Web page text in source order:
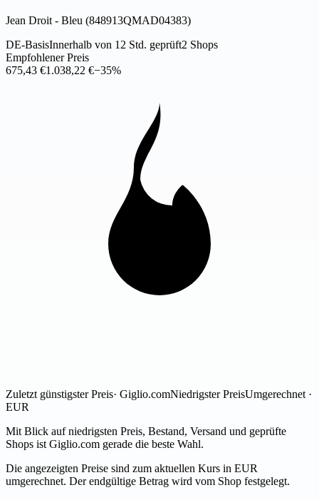
Jean Droit - Bleu (848913QMAD04383)
DE-BasisInnerhalb von 12 Std. geprüft2 Shops
Empfohlener Preis
675,43 €1.038,22 €−35%
Zuletzt günstigster Preis· Giglio.comNiedrigster PreisUmgerechnet ·
EUR
Mit Blick auf niedrigsten Preis, Bestand, Versand und geprüfte
Shops ist Giglio.com gerade die beste Wahl.
Die angezeigten Preise sind zum aktuellen Kurs in EUR
umgerechnet. Der endgültige Betrag wird vom Shop festgelegt.